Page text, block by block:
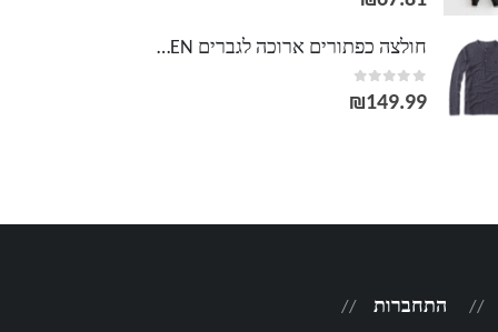
חולצה כפתורים ארוכה לגברים POLO RALPH LAUREN
0
out of 5
₪149.99
התחברות